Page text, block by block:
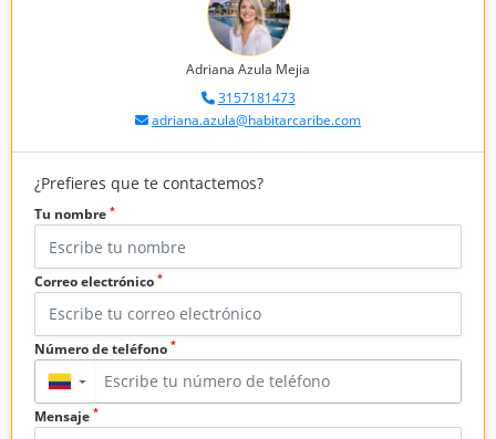
Adriana Azula Mejia
3157181473
adriana.azula@habitarcaribe.com
¿Prefieres que te contactemos?
Tu nombre *
Correo electrónico *
Número de teléfono *
▼
Mensaje *